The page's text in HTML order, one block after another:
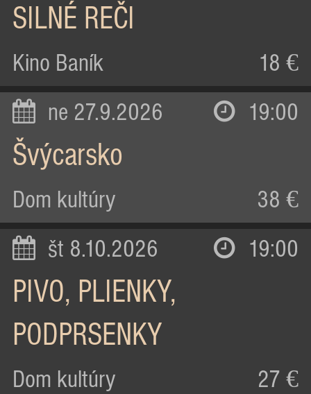
SILNÉ REČI
Kino Baník 18 €
ne 27.9.2026 19:00
Švýcarsko
Dom kultúry 38 €
št 8.10.2026 19:00
PIVO, PLIENKY,
PODPRSENKY
Dom kultúry 27 €